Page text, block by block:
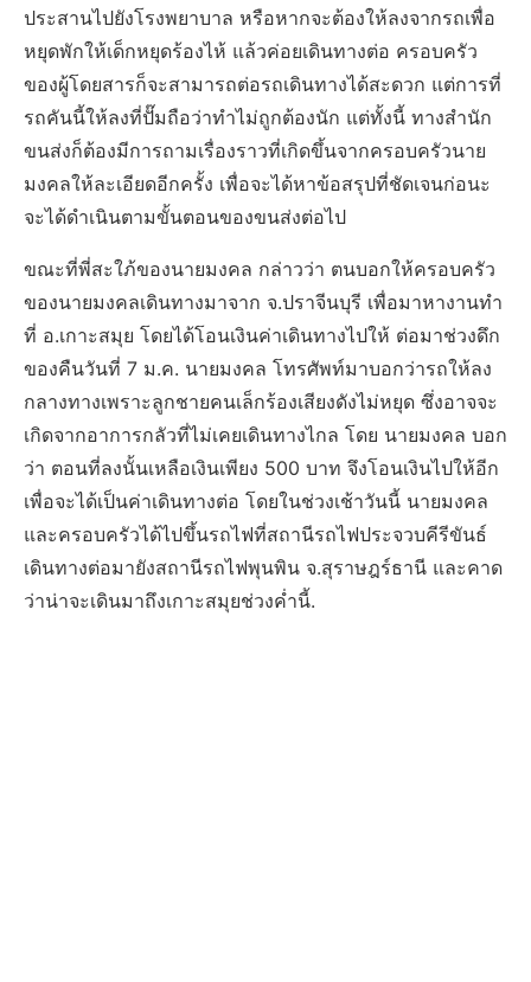
ประสานไปยังโรงพยาบาล หรือหากจะต้องให้ลงจากรถเพื่อ
หยุดพักให้เด็กหยุดร้องไห้ แล้วค่อยเดินทางต่อ ครอบครัว
ของผู้โดยสารก็จะสามารถต่อรถเดินทางได้สะดวก แต่การที่
รถคันนี้ให้ลงที่ปั๊มถือว่าทำไม่ถูกต้องนัก แต่ทั้งนี้ ทางสำนัก
ขนส่งก็ต้องมีการถามเรื่องราวที่เกิดขึ้นจากครอบครัวนาย
มงคลให้ละเอียดอีกครั้ง เพื่อจะได้หาข้อสรุปที่ชัดเจนก่อนะ
จะได้ดำเนินตามขั้นตอนของขนส่งต่อไป
ขณะที่พี่สะใภ้ของนายมงคล กล่าวว่า ตนบอกให้ครอบครัว
ของนายมงคลเดินทางมาจาก จ.ปราจีนบุรี เพื่อมาหางานทำ
ที่ อ.เกาะสมุย โดยได้โอนเงินค่าเดินทางไปให้ ต่อมาช่วงดึก
ของคืนวันที่ 7 ม.ค. นายมงคล โทรศัพท์มาบอกว่ารถให้ลง
กลางทางเพราะลูกชายคนเล็กร้องเสียงดังไม่หยุด ซึ่งอาจจะ
เกิดจากอาการกลัวที่ไม่เคยเดินทางไกล โดย นายมงคล บอก
ว่า ตอนที่ลงนั้นเหลือเงินเพียง 500 บาท จึงโอนเงินไปให้อีก
เพื่อจะได้เป็นค่าเดินทางต่อ โดยในช่วงเช้าวันนี้ นายมงคล
และครอบครัวได้ไปขึ้นรถไฟที่สถานีรถไฟประจวบคีรีขันธ์
เดินทางต่อมายังสถานีรถไฟพุนพิน จ.สุราษฎร์ธานี และคาด
ว่าน่าจะเดินมาถึงเกาะสมุยช่วงค่ำนี้.